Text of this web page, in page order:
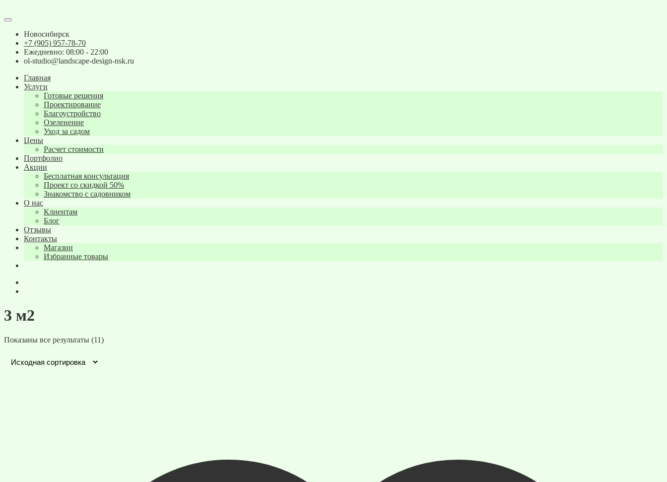
Новосибирск
+7 (905) 957-78-70
Ежедневно: 08:00 - 22:00
ol-studio@landscape-design-nsk.ru
Главная
Услуги
Готовые решения
Проектирование
Благоустройство
Озеленение
Уход за садом
Цены
Расчет стоимости
Портфолио
Акции
Бесплатная консультация
Проект со скидкой 50%
Знакомство с садовником
О нас
Клиентам
Блог
Отзывы
Контакты
Магазин
Избранные товары
3 м2
Показаны все результаты (11)